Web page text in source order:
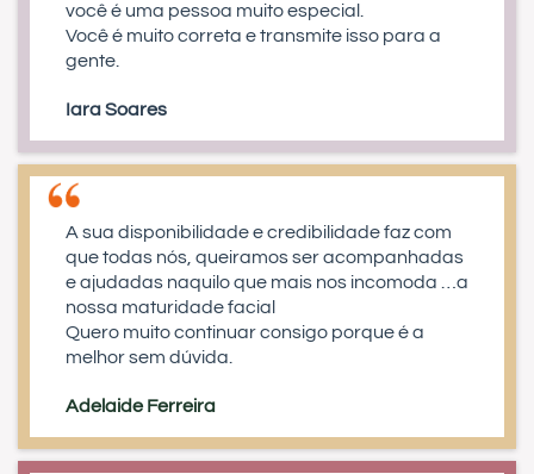
você é uma pessoa muito especial.
Você é muito correta e transmite isso para a
gente.
Iara Soares
A sua disponibilidade e credibilidade faz com
que todas nós, queiramos ser acompanhadas
e ajudadas naquilo que mais nos incomoda …a
nossa maturidade facial
Quero muito continuar consigo porque é a
melhor sem dúvida.
Adelaide Ferreira